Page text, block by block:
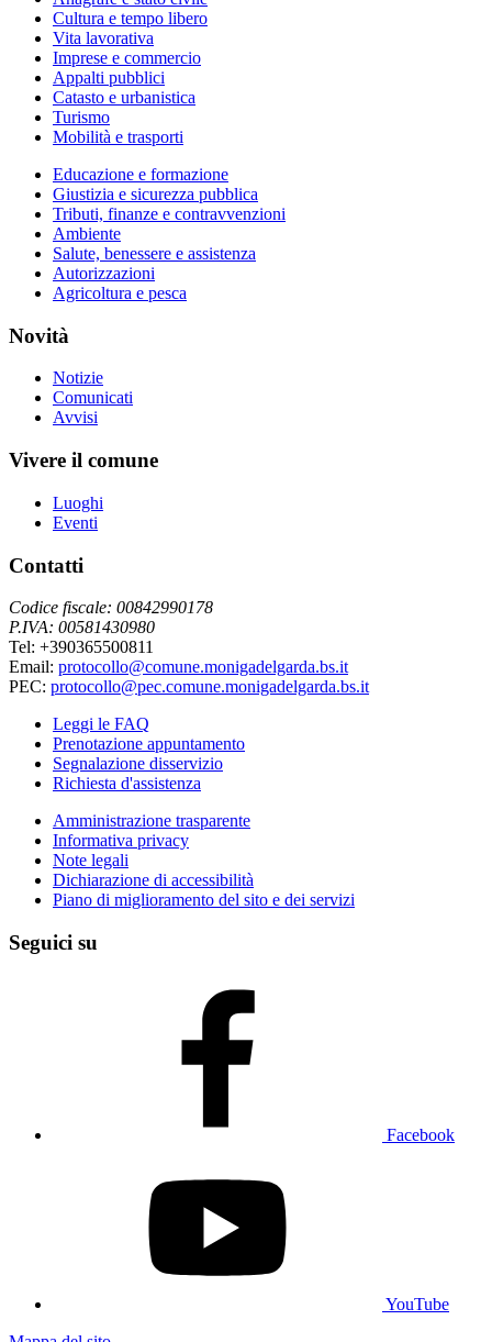
Cultura e tempo libero
Vita lavorativa
Imprese e commercio
Appalti pubblici
Catasto e urbanistica
Turismo
Mobilità e trasporti
Educazione e formazione
Giustizia e sicurezza pubblica
Tributi, finanze e contravvenzioni
Ambiente
Salute, benessere e assistenza
Autorizzazioni
Agricoltura e pesca
Novità
Notizie
Comunicati
Avvisi
Vivere il comune
Luoghi
Eventi
Contatti
Codice fiscale: 00842990178
P.IVA: 00581430980
Tel: +390365500811
Email: protocollo@comune.monigadelgarda.bs.it
PEC: protocollo@pec.comune.monigadelgarda.bs.it
Leggi le FAQ
Prenotazione appuntamento
Segnalazione disservizio
Richiesta d'assistenza
Amministrazione trasparente
Informativa privacy
Note legali
Dichiarazione di accessibilità
Piano di miglioramento del sito e dei servizi
Seguici su
Facebook
YouTube